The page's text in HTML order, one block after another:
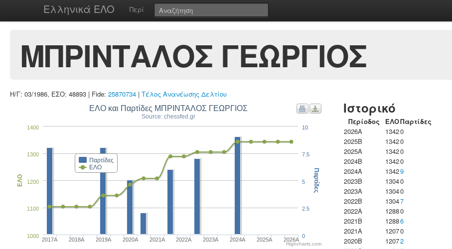
Ελληνικά ΕΛΟ Περί
ΜΠΡΙΝΤΑΛΟΣ ΓΕΩΡΓΙΟΣ
Η/Γ: 03/1986, ΕΣΟ: 48893 | Fide: 25870734 | Τέλος Ανανέωσης Δελτίου
ΕΛΟ και Παρτίδες ΜΠΡΙΝΤΑΛΟΣ ΓΕΩΡΓΙΟΣ
Source: chessfed.gr
Παρτίδες
ΕΛΟ
2017A 2018A 2019A 2020A 2021A 2022A 2023Α 2024A 2025A 2026A
1100
1200
1300
1400
1000
ΕΛΟ
0
2.5
5
7.5
10
Παρτίδες
Highcharts.com
Ιστορικό
Περίοδος ΕΛΟΠαρτίδες
2026A
13420
2025B
13420
2025A
13420
2024B
13420
2024A
13429
2023B
13040
2023Α
13040
2022B
13047
2022A
12880
2021B
12886
2021A
12070
2020B
12072